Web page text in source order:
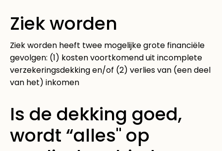
Ziek worden
Ziek worden heeft twee mogelijke grote financiële
gevolgen: (1) kosten voortkomend uit incomplete
verzekeringsdekking en/of (2) verlies van (een deel
van het) inkomen
Is de dekking goed,
wordt “alles" op